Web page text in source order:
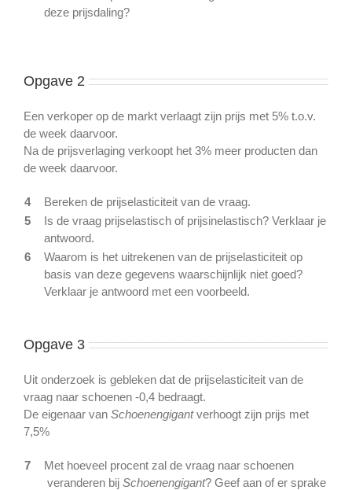
deze prijsdaling?
Opgave 2
Een verkoper op de markt verlaagt zijn prijs met 5% t.o.v.
de week daarvoor.
Na de prijsverlaging verkoopt het 3% meer producten dan
de week daarvoor.
4
Bereken de prijselasticiteit van de vraag.
5
Is de vraag prijselastisch of prijsinelastisch? Verklaar je
antwoord.
6
Waarom is het uitrekenen van de prijselasticiteit op
basis van deze gegevens waarschijnlijk niet goed?
Verklaar je antwoord met een voorbeeld.
Opgave 3
Uit onderzoek is gebleken dat de prijselasticiteit van de
vraag naar schoenen -0,4 bedraagt.
De eigenaar van Schoenengigantverhoogt zijn prijs met
7,5%
7
Met hoeveel procent zal de vraag naar schoenen
veranderen bij Schoenengigant? Geef aan of er sprake